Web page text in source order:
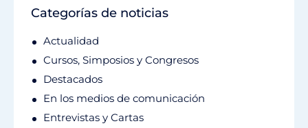
Categorías de noticias
Actualidad
Cursos, Simposios y Congresos
Destacados
En los medios de comunicación
Entrevistas y Cartas